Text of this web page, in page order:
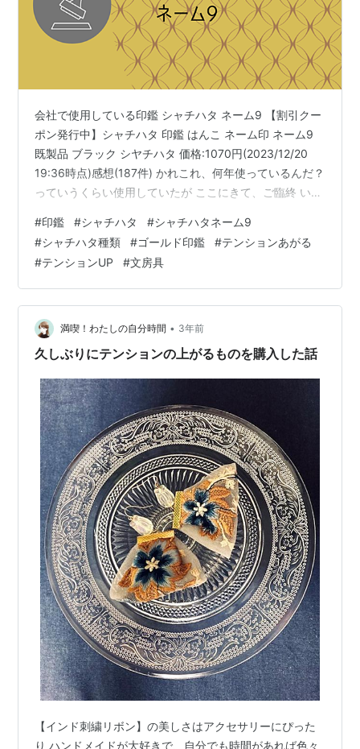
会社で使用している印鑑 シャチハタ ネーム9 【割引クー
ポン発行中】シャチハタ 印鑑 はんこ ネーム印 ネーム9
既製品 ブラック シヤチハタ 価格:1070円(2023/12/20
19:36時点)感想(187件) かれこれ、何年使っているんだ？
っていうくらい使用していたが ここにきて、ご臨終 いま
なかった！！ こんなに種類があるとは！！ 【割引クーポ
ン発行中】シャチハタ はんこ ネーム9 オーダー品 シヤチ
ハタ オーダー メイド 34色から選べます 売れ筋商品 別注
品 ネーム印・浸透印 印鑑【送料無料】9.5ミリ 文具女子
しゃちはた…
#印鑑 #シャチハタ #シャチハタネーム9
#シャチハタ種類 #ゴールド印鑑 #テンションあがる
#テンションUP #文房具
満喫！わたしの自分時間 • 3年前
久しぶりにテンションの上がるものを購入した話
【インド刺繍リボン】の美しさはアクセサリーにぴった
り ハンドメイドが大好きで、自分でも時間があれば色々